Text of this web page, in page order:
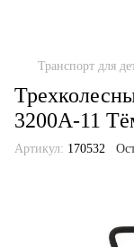
Транспорт для
3200A-11
Артикул: 170532